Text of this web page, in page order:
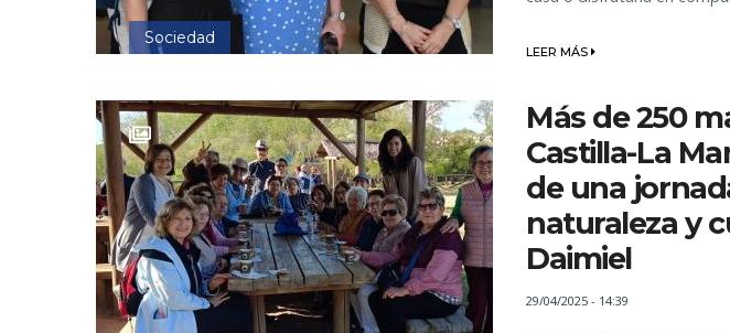
Sociedad
LEER MÁS
Más de 250
Castilla-La
de una
naturaleza y
Daimiel
29/04/2025 - 14:39